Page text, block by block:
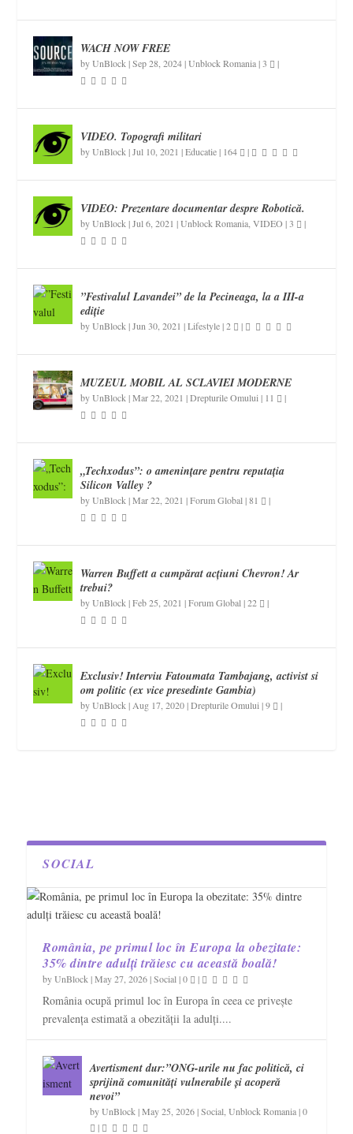
WACH NOW FREE
byUnBlock |Sep 28, 2024|Unblock Romania|3 |
VIDEO. Topografi militari
byUnBlock |Jul 10, 2021 |Educatie| 164 |
VIDEO: Prezentare documentar despre Robotică.
byUnBlock |Jul 6, 2021 |Unblock Romania ,VIDEO |3 |
”Festivalul Lavandei” de la Pecineaga, la a III-a
ediție
byUnBlock |Jun 30, 2021 |Lifestyle|2 |
MUZEUL MOBIL AL SCLAVIEI MODERNE
byUnBlock |Mar 22, 2021 |Drepturile Omului | 11 |
„Techxodus”: o amenințare pentru reputația
Silicon Valley ?
byUnBlock |Mar 22, 2021 |Forum Global |81 |
Warren Buffett a cumpărat acțiuni Chevron! Ar
trebui?
byUnBlock |Feb 25, 2021 |Forum Global |22 |
Exclusiv! Interviu Fatoumata Tambajang, activist si
om politic (ex vice presedinte Gambia)
byUnBlock | Aug 17, 2020|Drepturile Omului |9 |
SOCIAL
România, pe primul loc în Europa la obezitate:
35% dintre adulți trăiesc cu această boală!
byUnBlock |May 27, 2026|Social |0 |
România ocupă primul loc în Europa în ceea ce privește
prevalența estimată a obezității la adulți....
Avertisment dur:”ONG-urile nu fac politică, ci
sprijină comunități vulnerabile și acoperă
nevoi”
byUnBlock |May 25, 2026|Social ,Unblock Romania|0
|